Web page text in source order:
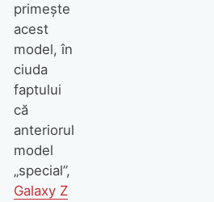
primește
acest
model, în
ciuda
faptului
că
anteriorul
model
„special”,
Galaxy Z